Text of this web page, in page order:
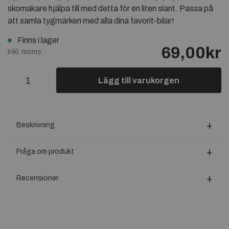
skomakare hjälpa till med detta för en liten slant. Passa på
att samla tygmärken med alla dina favorit-bilar!
Finns i lager
Inkl. moms: 69,00kr
Lägg till varukorgen
Beskrivning
Fråga om produkt
Recensioner